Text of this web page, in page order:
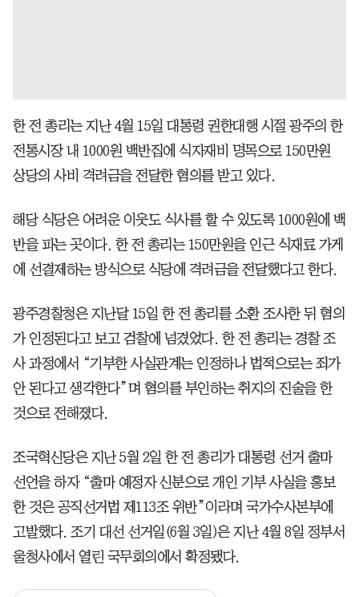
한 전 총리는 지난 4월 15일 대통령 권한대행 시절 광주의 한
전통시장 내 1000원 백반집에 식자재비 명목으로 150만원
상당의 사비 격려금을 전달한 혐의를 받고 있다.
해당 식당은 어려운 이웃도 식사를 할 수 있도록 1000원에 백
반을 파는 곳이다. 한 전 총리는 150만원을 인근 식재료 가게
에 선결제하는 방식으로 식당에 격려금을 전달했다고 한다.
광주경찰청은 지난달 15일 한 전 총리를 소환 조사한 뒤 혐의
가 인정된다고 보고 검찰에 넘겼었다. 한 전 총리는 경찰 조
사 과정에서 “기부한 사실관계는 인정하나 법적으로는 죄가
안 된다고 생각한다”며 혐의를 부인하는 취지의 진술을 한
것으로 전해졌다.
조국혁신당은 지난 5월 2일 한 전 총리가 대통령 선거 출마
선언을 하자 “출마 예정자 신분으로 개인 기부 사실을 홍보
한 것은 공직선거법 제113조 위반”이라며 국가수사본부에
고발했다. 조기 대선 선거일(6월 3일)은 지난 4월 8일 정부서
울청사에서 열린 국무회의에서 확정됐다.